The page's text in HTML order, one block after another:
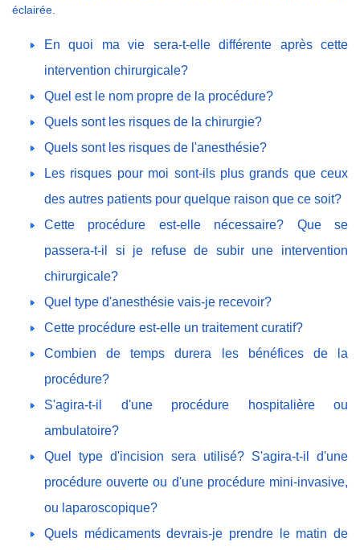
éclairée.
En quoi ma vie sera-t-elle différente après cette
intervention chirurgicale?
Quel est le nom propre de la procédure?
Quels sont les risques de la chirurgie?
Quels sont les risques de l'anesthésie?
Les risques pour moi sont-ils plus grands que ceux
des autres patients pour quelque raison que ce soit?
Cette procédure est-elle nécessaire? Que se
passera-t-il si je refuse de subir une intervention
chirurgicale?
Quel type d'anesthésie vais-je recevoir?
Cette procédure est-elle un traitement curatif?
Combien de temps durera les bénéfices de la
procédure?
S'agira-t-il d'une procédure hospitalière ou
ambulatoire?
Quel type d'incision sera utilisé? S'agira-t-il d'une
procédure ouverte ou d'une procédure mini-invasive,
ou laparoscopique?
Quels médicaments devrais-je prendre le matin de